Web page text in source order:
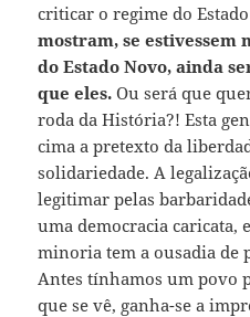
criticar o regime do
mostram, se estivessem
do Estado Novo, ainda
que eles. Ou será que
roda da História?! Esta
cima a pretexto da
solidariedade. A
legitimar pelas
uma democracia caricata,
minoria tem a ousadia de
Antes tínhamos um povo
que se vê, ganha-se a